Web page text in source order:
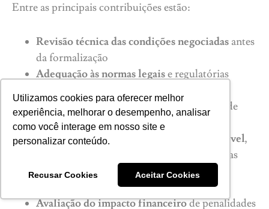
Utilizamos cookies para oferecer melhor
experiência, melhorar o desempenho, analisar
como você interage em nosso site e
personalizar conteúdo.
Recusar Cookies Aceitar Cookies
Entre as principais contribuições estão:
Revisão técnica das condições negociadas antes
da formalização
Adequação às normas legaise regulatórias
Análise de cláusulas sensíveis
sob a ótica de
equilíbrio e validade
Definição clara de foro e legislação aplicável,
especialmente em operações mais complexas
Estruturação de cláusulas de rescisão
tragam previsibilidade
Avaliação do impacto financeirode penalidades